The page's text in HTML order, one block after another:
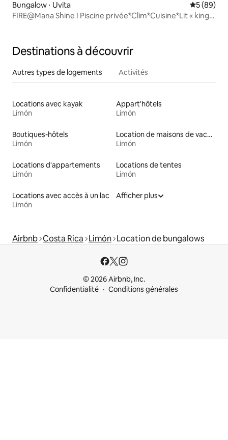
Bungalow ⋅ Uvita
5 (89)
FIRE@Mana Shine ! Piscine privée*Clim*Cuisine*Lit « king
Destinations à découvrir
Autres types de logements Activités
Locations avec kayak
Limón
Appart'hôtels
Limón
Boutiques-hôtels
Limón
Location de maisons de vacances
Limón
Locations d'appartements
Limón
Locations de tentes
Limón
Locations avec accès à un lac
Limón
Afficher plus
Airbnb Costa Rica Limón Location de bungalows
© 2026 Airbnb, Inc.
Confidentialité
Conditions générales